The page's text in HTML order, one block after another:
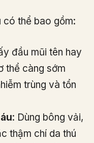
có thể bao gồm:
đầu mũi tên hay
thể càng sớm
trùng và tổn
: Dùng bông vải,
thậm chí da thú